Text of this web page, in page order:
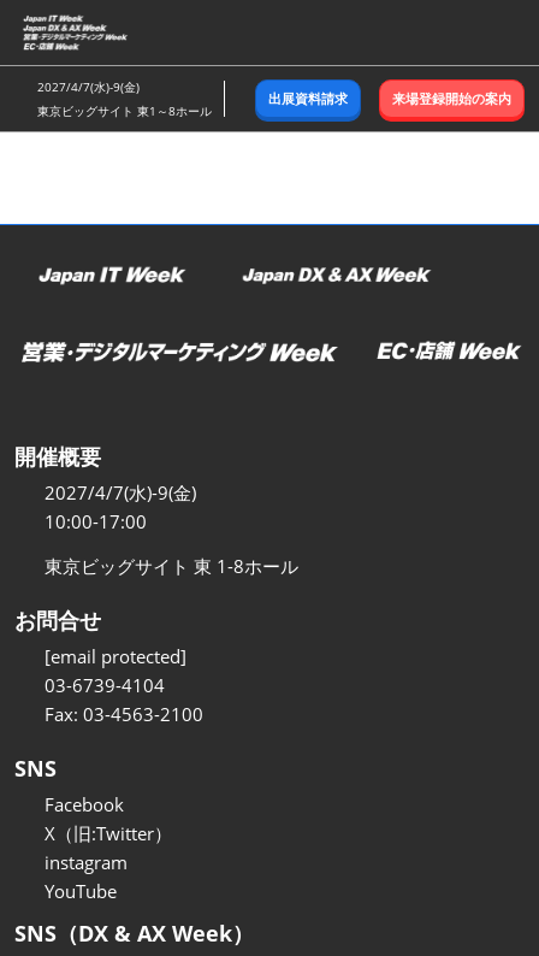
ス
キ
ッ
し
む
2027/4/7(水)-9(金)
東京ビッグサイト 東1～8ホール
出展資料請求 来場登録開始の案内
開催概要
2027/4/7(水)-9(金)
10:00-17:00
東京ビッグサイト 東 1-8ホール
お問合せ
[email protected]
03-6739-4104
Fax: 03-4563-2100
SNS
Facebook
X（旧:Twitter）
instagram
YouTube
SNS（DX & AX Week）